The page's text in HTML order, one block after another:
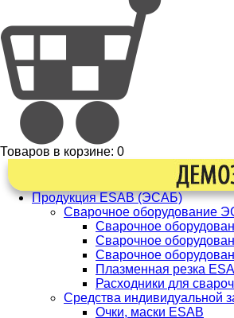
Товаров в корзине: 0
Продукция ESAB (ЭСАБ)
Сварочное оборудование
Сварочное
Сварочное
Сварочное
Плазменная резка
Расходники для
Средства индивидуальной
Очки, маски ESAB